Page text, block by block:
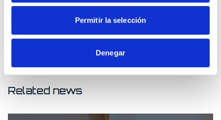
Permitir la selección
Denegar
Share this content
Related news